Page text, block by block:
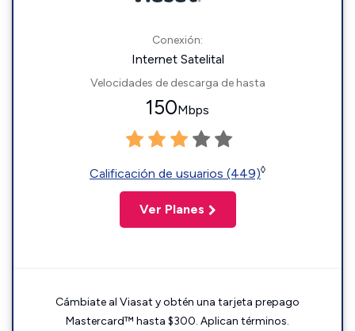
Conexión:
Internet Satelital
Velocidades de descarga de hasta
150Mbps
Calificación de usuarios (449)◊
Ver Planes
Cámbiate al Viasat y obtén una tarjeta prepago
Mastercard™ hasta $300. Aplican términos.